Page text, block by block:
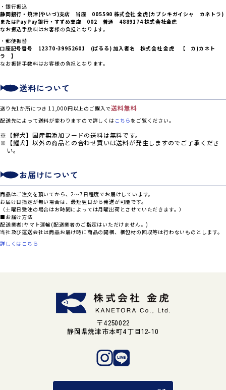
〒4250022
静岡県焼津市本町4丁目12-10
・銀行振込
静岡銀行・焼津(やいづ)支店 当座 005590 株式会社 金虎(カブシキガイシャ カネトラ)
またはPayPay銀行・すずめ支店 002 普通 4889174 株式会社金虎
なお振込手数料はお客様の負担となります。
・郵便振替
口座記号番号 12370-39952601 (ぱるる) 加入者名 株式会社 金虎 【 カ)カネト
ラ 】
なお振替手数料はお客様の負担となります。
送料について
送り先1か所につき 11,000円以上のご購入で送料無料
配送先によって送料が変わりますので詳しくは こちら をご覧ください。
【鰹犬】国産無添加フードの送料は無料です。
【鰹犬】以外の商品との合わせ買いは送料が発生しますのでご了承くださ
い。
お届けについて
商品はご注文を頂いてから、2～7日程度でお届けしています。
お届け日指定が無い場合は、最短翌日から発送が可能です。
（土曜日受注の場合はお時間によっては月曜出荷とさせていただきます。）
■お届け方法
配送業者:ヤマト運輸(配送業者のご指定はいただけません。)
当社及び運送会社は商品お届け時に商品の開梱、梱包材の回収等は行わないものとします。
詳しくはこちら